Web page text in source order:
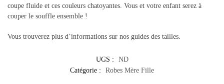
coupe fluide et ces couleurs chatoyantes. Vous et votre enfant serez à
couper le souffle ensemble !
Vous trouverez plus d’informations sur nos guides des tailles.
UGS :
ND
Catégorie :
Robes Mère Fille